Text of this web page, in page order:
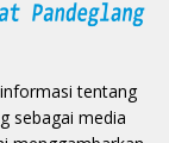
tentang
sebagai media